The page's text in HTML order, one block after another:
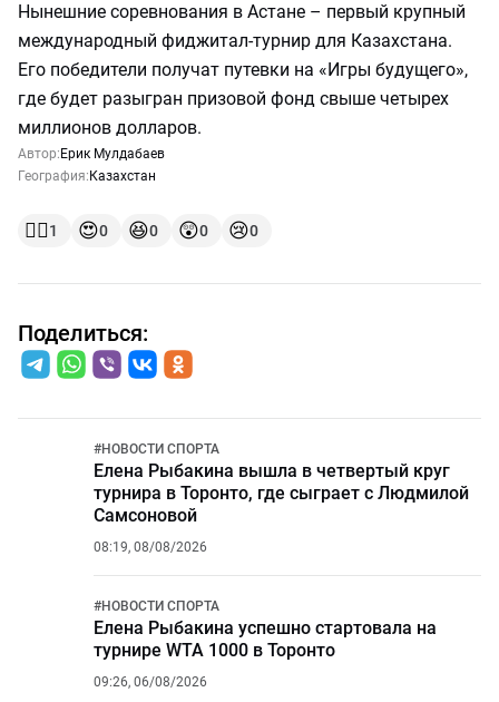
Нынешние соревнования в Астане – первый крупный
международный фиджитал-турнир для Казахстана.
Его победители получат путевки на «Игры будущего»,
где будет разыгран призовой фонд свыше четырех
миллионов долларов.
Автор: Ерик Мулдабаев
География: Казахстан
👍🏻1 😍0 😆0 😲0 😢0
Поделиться:
#НОВОСТИ СПОРТА
Елена Рыбакина вышла в четвертый круг
турнира в Торонто, где сыграет с Людмилой
Самсоновой
08:19, 08/08/2026
#НОВОСТИ СПОРТА
Елена Рыбакина успешно стартовала на
турнире WTA 1000 в Торонто
09:26, 06/08/2026